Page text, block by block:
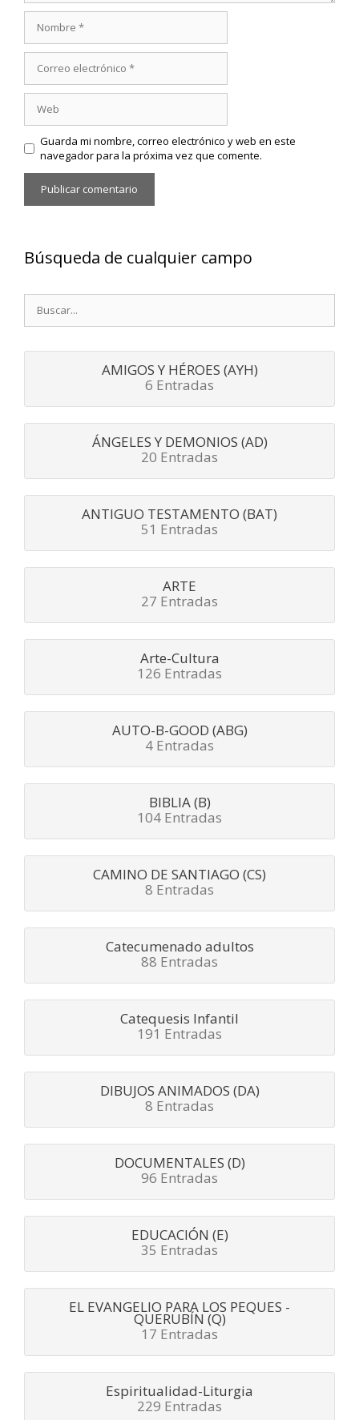
electrónico
Guarda mi nombre, correo electrónico y web en este
navegador para la próxima vez que comente.
Búsqueda de cualquier campo
Buscar:
AMIGOS Y HÉROES (AYH)
6 Entradas
ÁNGELES Y DEMONIOS (AD)
20 Entradas
ANTIGUO TESTAMENTO (BAT)
51 Entradas
ARTE
27 Entradas
Arte-Cultura
126 Entradas
AUTO-B-GOOD (ABG)
4 Entradas
BIBLIA (B)
104 Entradas
CAMINO DE SANTIAGO (CS)
8 Entradas
Catecumenado adultos
88 Entradas
Catequesis Infantil
191 Entradas
DIBUJOS ANIMADOS (DA)
8 Entradas
DOCUMENTALES (D)
96 Entradas
EDUCACIÓN (E)
35 Entradas
EL EVANGELIO PARA LOS PEQUES -
QUERUBÍN (Q)
17 Entradas
Espiritualidad-Liturgia
229 Entradas